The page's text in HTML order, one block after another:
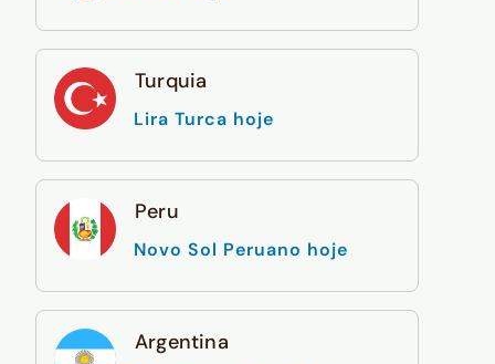
Turquia
Lira Turca hoje
Peru
Novo Sol Peruano hoje
Argentina